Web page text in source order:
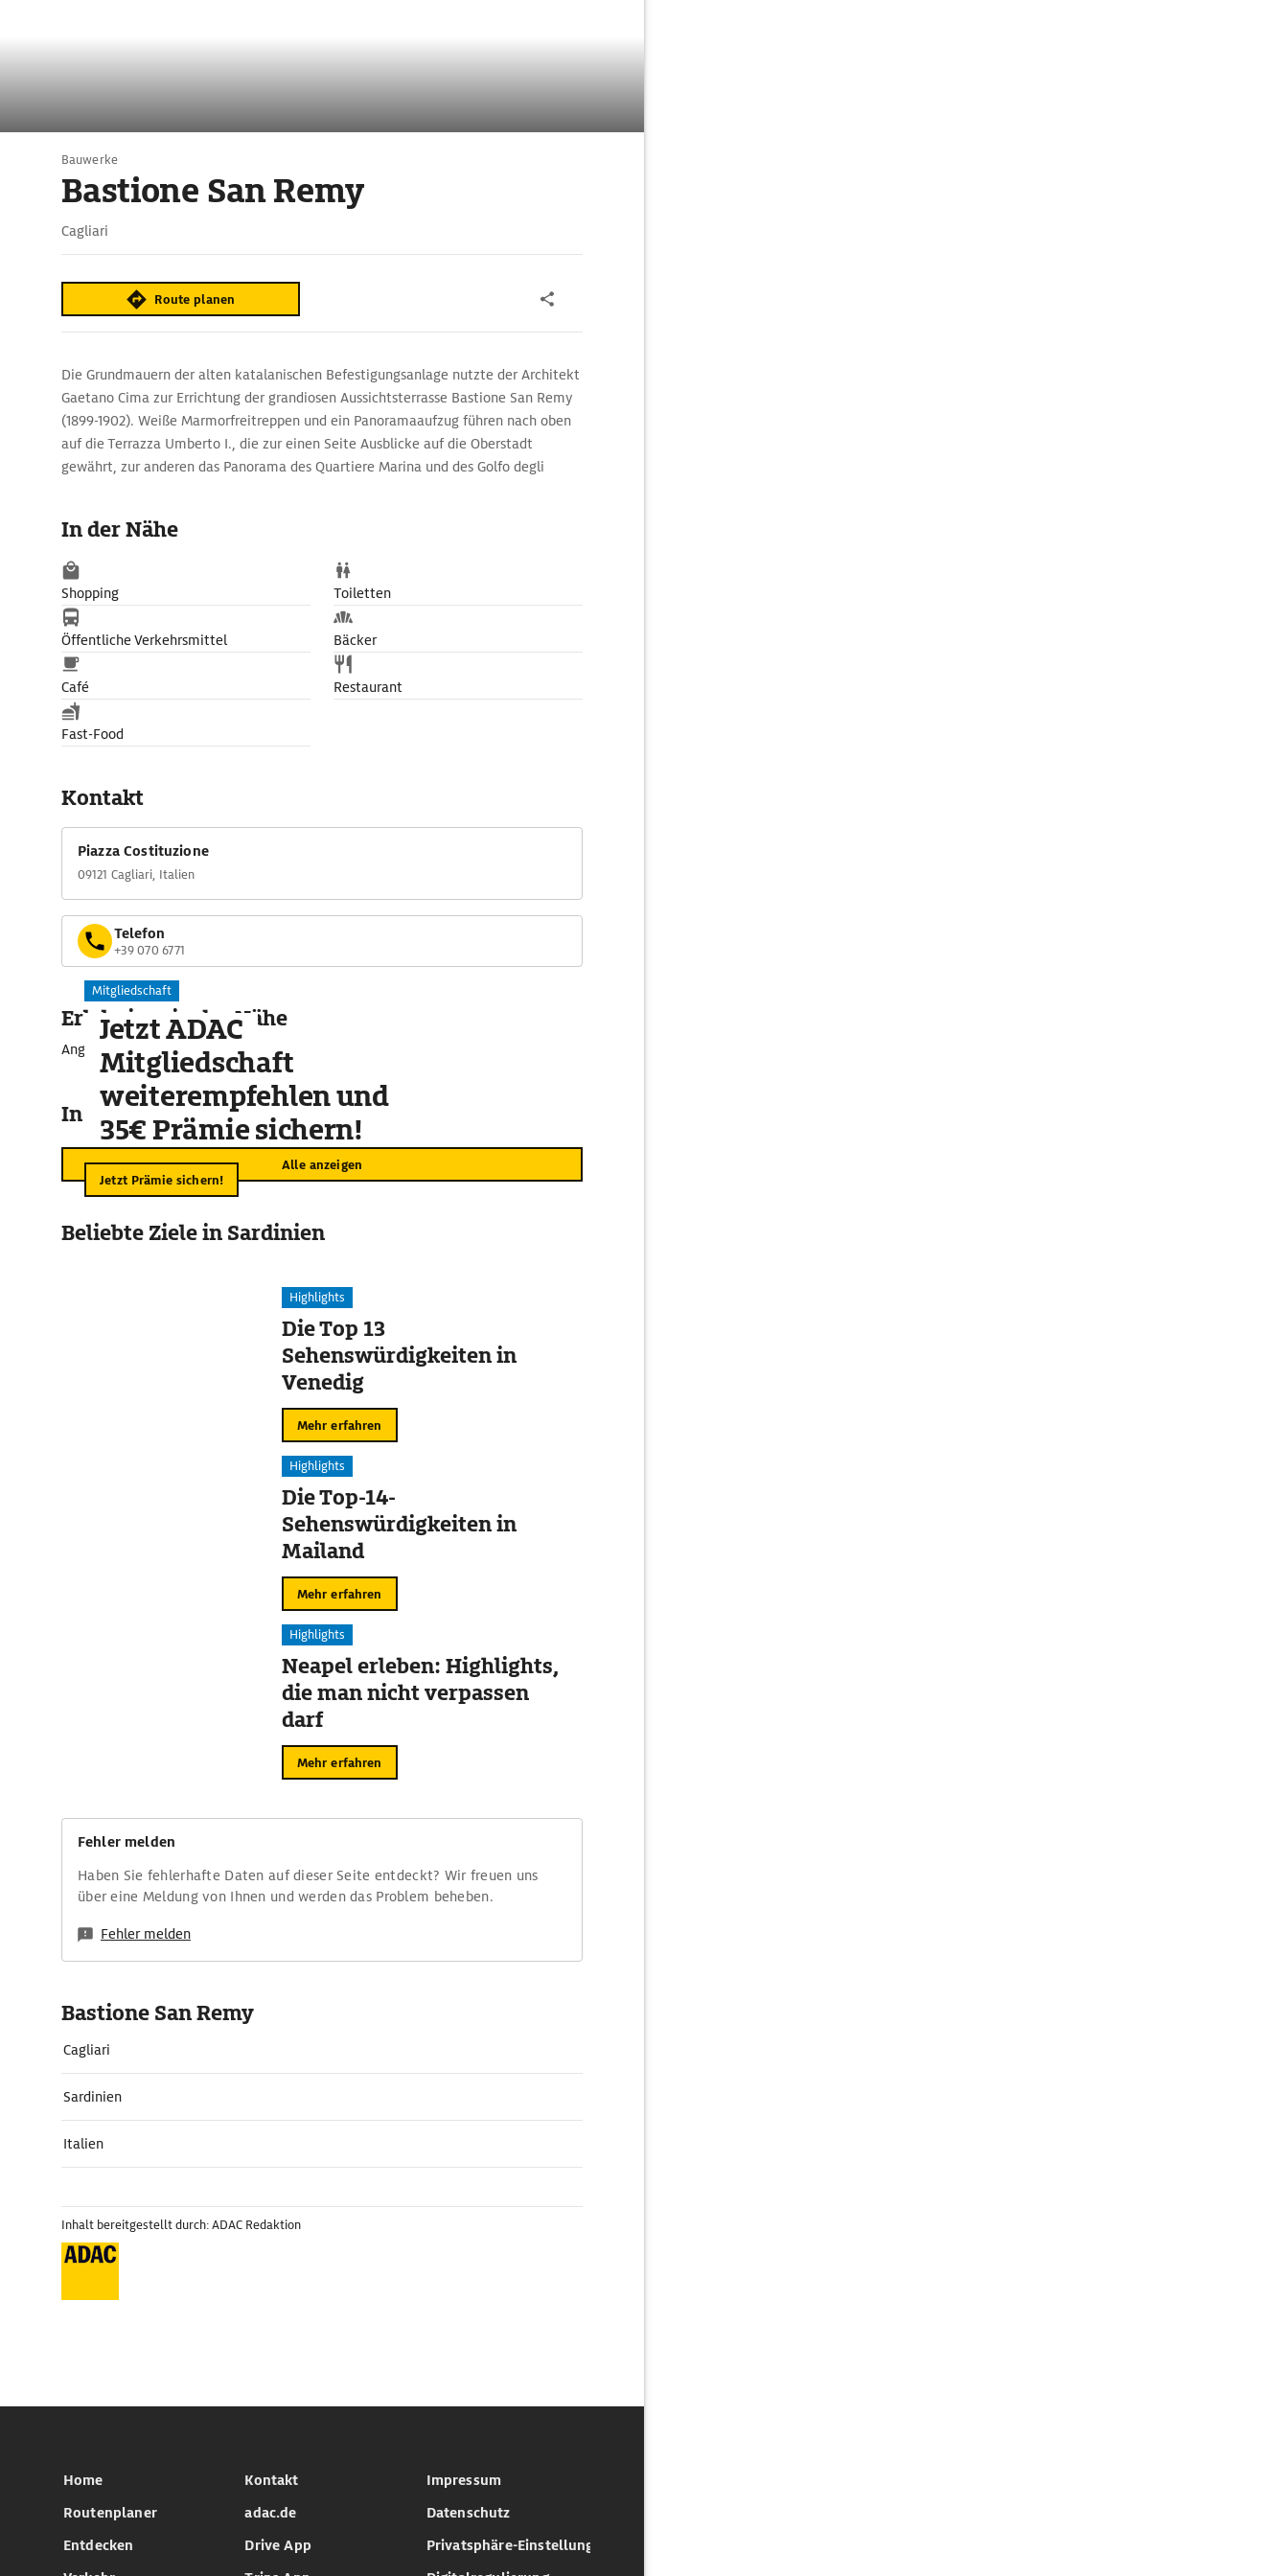
Bauwerke
Bastione San Remy
Cagliari
Route planen
Die Grundmauern der alten katalanischen Befestigungsanlage nutzte der Architekt
Gaetano Cima zur Errichtung der grandiosen Aussichtsterrasse Bastione San Remy
(1899-1902). Weiße Marmorfreitreppen und ein Panoramaaufzug führen nach oben
auf die Terrazza Umberto I., die zur einen Seite Ausblicke auf die Oberstadt
gewährt, zur anderen das Panorama des Quartiere Marina und des Golfo degli
In der Nähe
Shopping Toiletten
Öffentliche Verkehrsmittel Bäcker
Café Restaurant
Fast-Food
Kontakt
Piazza Costituzione
09121 Cagliari, Italien
Telefon
+39 070 6771
Erlebnisse in der Nähe
Angebote für unvergessliche Momente
In der Umgebung
Alle anzeigen
Mitgliedschaft
Jetzt ADAC
Mitgliedschaft
weiterempfehlen und
35€ Prämie sichern!
Jetzt Prämie sichern!
Beliebte Ziele in Sardinien
Highlights
Die Top 13
Sehenswürdigkeiten in
Venedig
Mehr erfahren
Highlights
Die Top-14-
Sehenswürdigkeiten in
Mailand
Mehr erfahren
Highlights
Neapel erleben: Highlights,
die man nicht verpassen
darf
Mehr erfahren
Fehler melden
Haben Sie fehlerhafte Daten auf dieser Seite entdeckt? Wir freuen uns
über eine Meldung von Ihnen und werden das Problem beheben.
Fehler melden
Bastione San Remy
Cagliari
Sardinien
Italien
Inhalt bereitgestellt durch: ADAC Redaktion
Home
Routenplaner
Entdecken
Kontakt
adac.de
Drive App
Impressum
Datenschutz
Privatsphäre-Einstellungen